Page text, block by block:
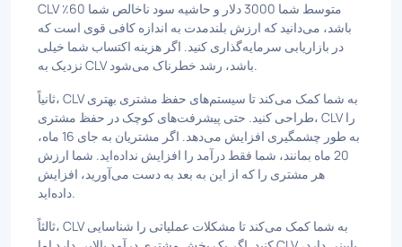
CLV متوسط شما 3000 دلار و حاشیه سود ناخالص شما 60٪
باشد، می‌دانید که ارزش بلندمدت به اندازه کافی قوی است که
در بازاریابی سرمایه‌گذاری کنید. اگر هزینه اکتساب شما خیلی
نزدیک به CLV باشد، رشد خطرناک می‌شود.
ثانیاً، CLV به شما کمک می‌کند تا سیستم‌های حفظ مشتری بهتری
طراحی کنید. حتی پیشرفت‌های کوچک در حفظ مشتری، CLV را
به طور چشمگیری افزایش می‌دهد. اگر مشتریان به جای 16 ماه،
20 ماه بمانند، شما فقط درآمد را افزایش نداده‌اید. شما ارزش
هر مشتری را که از این به بعد به دست می‌آورید، افزایش
داده‌اید.
ثالثاً، CLV به شما کمک می‌کند تا مشکلات عملیاتی را شناسایی